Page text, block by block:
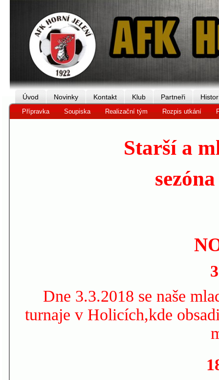
Úvod Novinky Kontakt Klub Partneři
Přípravka Soupiska Realizační tým Rozpis utkání
Starší a
Dne 3.3.2018 se naše
turnaje v Holicích,kde